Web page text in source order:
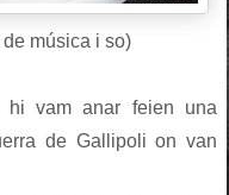
música i so)
hi vam anar feien una
de Gallipoli on van